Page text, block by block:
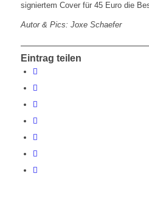
signiertem Cover für 45 Euro die
Autor & Pics: Joxe Schaefer
Eintrag teilen